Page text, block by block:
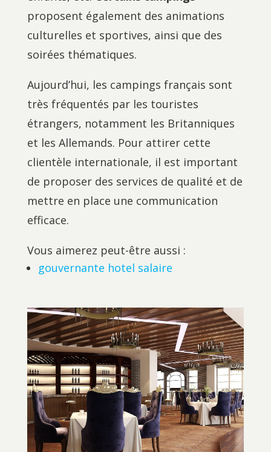
proposent également des animations
culturelles et sportives, ainsi que des
soirées thématiques.
Aujourd’hui, les campings français sont
très fréquentés par les touristes
étrangers, notamment les Britanniques
et les Allemands. Pour attirer cette
clientèle internationale, il est important
de proposer des services de qualité et de
mettre en place une communication
efficace.
Vous aimerez peut-être aussi :
gouvernante hotel salaire